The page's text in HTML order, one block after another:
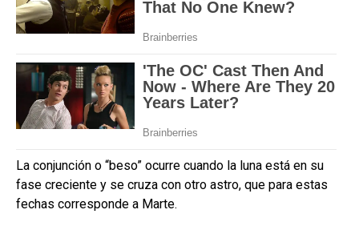
La conjunción o “beso” ocurre cuando la luna está en su
fase creciente y se cruza con otro astro, que para estas
fechas corresponde a Marte.